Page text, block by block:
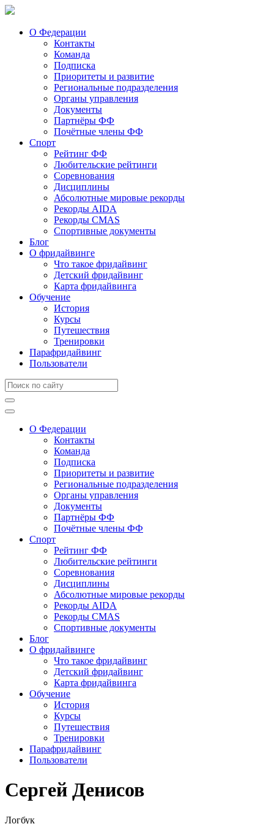
О Федерации
Контакты
Команда
Подписка
Приоритеты и развитие
Региональные подразделения
Органы управления
Документы
Партнёры ФФ
Почётные члены ФФ
Спорт
Рейтинг ФФ
Любительские рейтинги
Соревнования
Дисциплины
Абсолютные мировые рекорды
Рекорды AIDA
Рекорды CMAS
Спортивные документы
Блог
О фридайвинге
Что такое фридайвинг
Детский фридайвинг
Карта фридайвинга
Обучение
История
Курсы
Путешествия
Тренировки
Парафридайвинг
Пользователи
О Федерации
Контакты
Команда
Подписка
Приоритеты и развитие
Региональные подразделения
Органы управления
Документы
Партнёры ФФ
Почётные члены ФФ
Спорт
Рейтинг ФФ
Любительские рейтинги
Соревнования
Дисциплины
Абсолютные мировые рекорды
Рекорды AIDA
Рекорды CMAS
Спортивные документы
Блог
О фридайвинге
Что такое фридайвинг
Детский фридайвинг
Карта фридайвинга
Обучение
История
Курсы
Путешествия
Тренировки
Парафридайвинг
Пользователи
Сергей Денисов
Логбук